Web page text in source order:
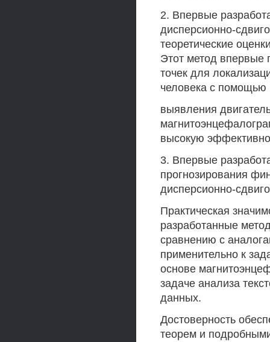
2. Впервые
дисперсионно-
теоретические
Этот метод впервые
точек для
человека с помощью
выявления
высокую
3. Впервые
прогнозирования
дисперсионно-
Практическая
разработанные
сравнению с
применительно к
основе
задаче анализа
данных.
Достоверность
теорем и